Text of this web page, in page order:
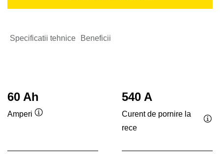
Specificatii tehnice Beneficii
60 Ah
Amperi
540 A
Curent de pornire la
rece